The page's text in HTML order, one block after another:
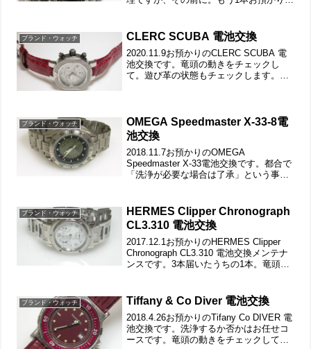
ますが正常です。ただプッシュボタンが3
ブランド・ウォッチ CLERC SCUBA 電池交換
2020.11.9お預かりのCLERC SCUBA 電
池交換です。竜頭の動きをチェックし
て。遊び革の状態もチェックします。裏
の汚れ...
ブランド・ウォッチ
OMEGA Speedmaster X-33-8電
池交換
2018.11.7お預かりのOMEGA
Speedmaster X-33電池交換です。都合で
「洗浄が必要な場合は了承」という事で
して。チタン無垢バンドに三つ折れプ
ッ...
ブランド・ウォッチ
HERMES Clipper Chronograph
CL3.310 電池交換
2017.12.1お預かりのHERMES Clipper
Chronograph CL3.310 電池交換メンテナ
ンスです。3本届いたうちの1本。竜頭の
みますが汚れは無...
ブランド・ウォッチ Tiffany & Co Diver 電池交換
2018.4.26お預かりのTifany Co DIVER 電
池交換です。洗浄するか否かはお任せコ
ースです。竜頭の動きをチェックして。